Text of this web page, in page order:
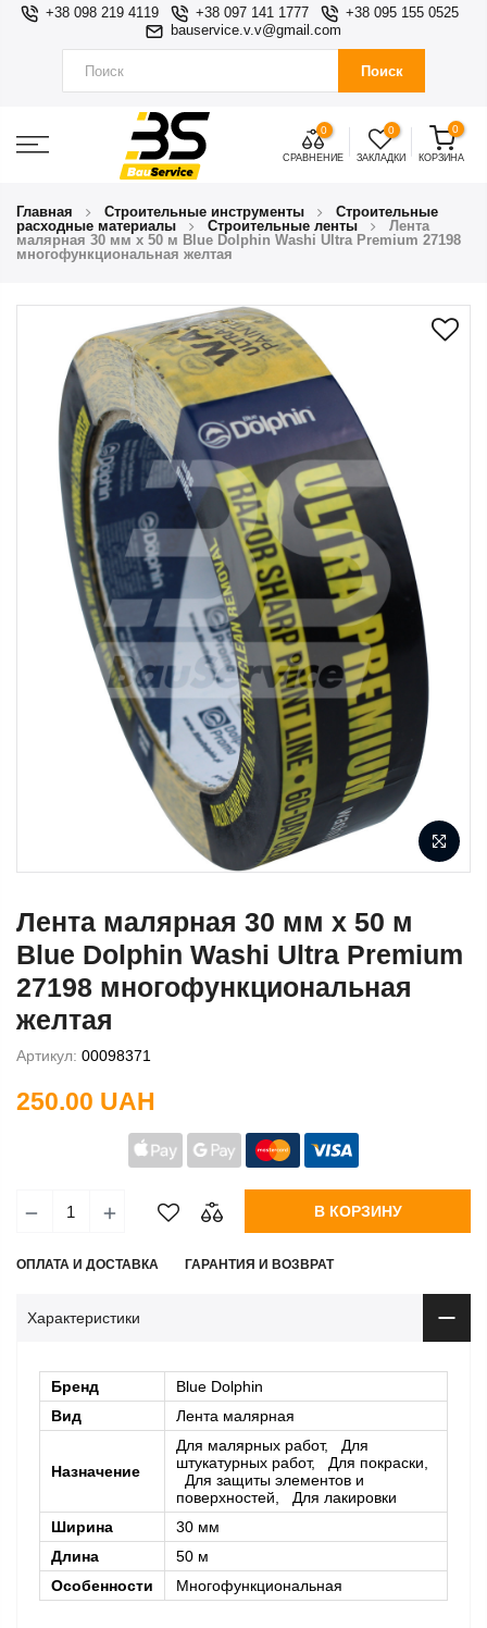
+38 098 219 4119 +38 097 141 1777
+38 095 155 0525
bauservice.v.v@gmail.com
Поиск
0
СРАВНЕНИЕ
0
ЗАКЛАДКИ
0
КОРЗИНА
Главная Строительные инструменты
Строительные
расходные материалы
Строительные ленты
Лента
малярная 30 мм х 50 м Blue Dolphin Washi Ultra Premium 27198
многофункциональная желтая
Лента малярная 30 мм х 50 м
Blue Dolphin Washi Ultra Premium
27198 многофункциональная
желтая
Артикул: 00098371
250.00 UAH
В КОРЗИНУ
ОПЛАТА И ДОСТАВКА ГАРАНТИЯ И ВОЗВРАТ
Характеристики
Бренд
Blue Dolphin
Вид
Лента малярная
Назначение
Для малярных работ, Для
штукатурных работ, Для покраски,
Для защиты элементов и
поверхностей, Для лакировки
Ширина
30 мм
Длина
50 м
Особенности
Многофункциональная